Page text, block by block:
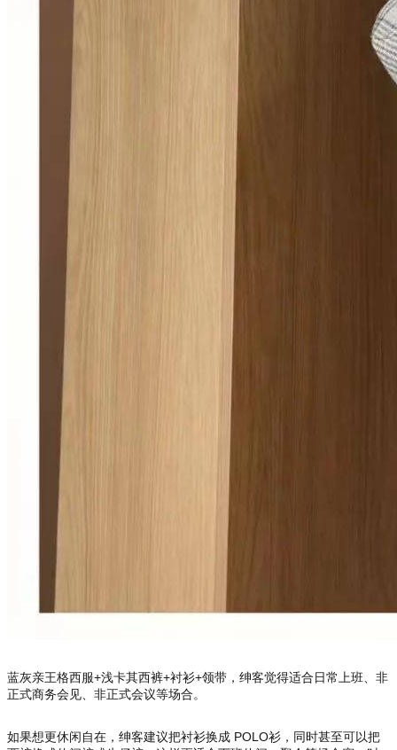
蓝灰亲王格西服+浅卡其西裤+衬衫+领带，绅客觉得适合日常上班、非
正式商务会见、非正式会议等场合。
如果想更休闲自在，绅客建议把衬衫换成 POLO衫，同时甚至可以把